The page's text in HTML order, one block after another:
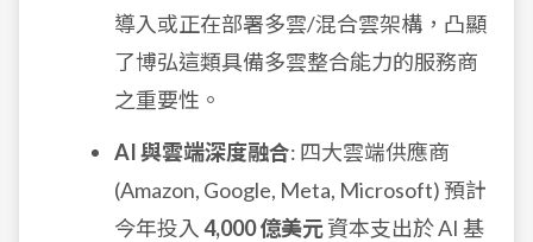
導入或正在部署多雲/混合雲架構，凸顯
了博弘這類具備多雲整合能力的服務商
之重要性。
AI 與雲端深度融合: 四大雲端供應商
(Amazon, Google, Meta, Microsoft) 預計
今年投入 4,000 億美元資本支出於 AI 基